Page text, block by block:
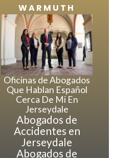
WARMUTH
Oficinas de Abogados
Que Hablan Español
Cerca De Mi En
Jerseydale
Abogados de
Accidentes en
Jerseydale
Abogados de